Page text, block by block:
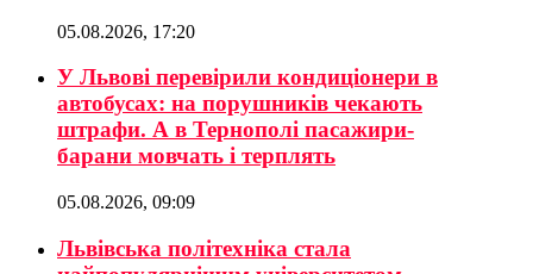
05.08.2026, 17:20
У Львові перевірили кондиціонери в
автобусах: на порушників чекають
штрафи. А в Тернополі пасажири-
барани мовчать і терплять
05.08.2026, 09:09
Львівська політехніка стала